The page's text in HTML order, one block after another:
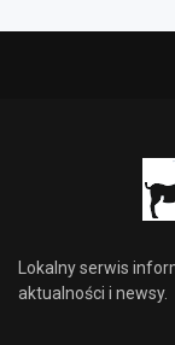
Lokalny serwis
aktualności i newsy.